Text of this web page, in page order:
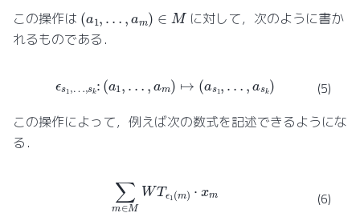
この操作は (a1 m) M
に対して，次のように書か
れるものである．
(5)
…,sk …,a m ) ↦ as k)
この操作によって，例えば次の数式を記述できるようにな
る．
(6)
m∈MWT